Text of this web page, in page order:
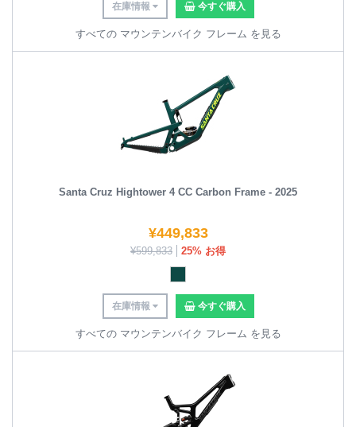
在庫情報 今すぐ購入
すべての マウンテンバイク フレーム を見る
Santa Cruz Hightower 4 CC Carbon Frame - 2025
¥449,833
¥599,833 25% お得
在庫情報 今すぐ購入
すべての マウンテンバイク フレーム を見る